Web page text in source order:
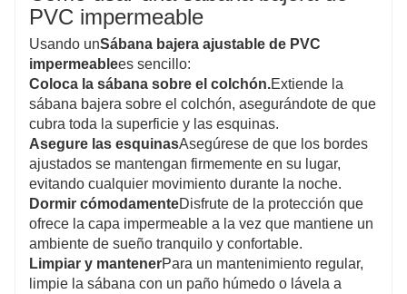
PVC impermeable
Usando unSábana bajera ajustable de PVC
impermeablees sencillo:
Coloca la sábana sobre el colchón.Extiende la
sábana bajera sobre el colchón, asegurándote de que
cubra toda la superficie y las esquinas.
Asegure las esquinasAsegúrese de que los bordes
ajustados se mantengan firmemente en su lugar,
evitando cualquier movimiento durante la noche.
Dormir cómodamenteDisfrute de la protección que
ofrece la capa impermeable a la vez que mantiene un
ambiente de sueño tranquilo y confortable.
Limpiar y mantenerPara un mantenimiento regular,
limpie la sábana con un paño húmedo o lávela a